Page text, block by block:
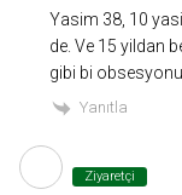
Yasim 38, 10
de. Ve 15 yildan
gibi bi
Yanıtla
Ziyaretçi